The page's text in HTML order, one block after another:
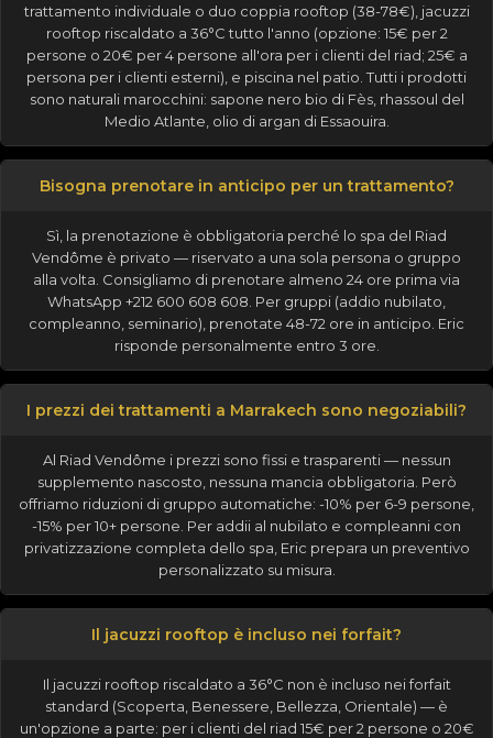
trattamento individuale o duo coppia rooftop (38-78€), jacuzzi
rooftop riscaldato a 36°C tutto l'anno (opzione: 15€ per 2
persone o 20€ per 4 persone all'ora per i clienti del riad; 25€ a
persona per i clienti esterni), e piscina nel patio. Tutti i prodotti
sono naturali marocchini: sapone nero bio di Fès, rhassoul del
Medio Atlante, olio di argan di Essaouira.
Bisogna prenotare in anticipo per un trattamento?
Sì, la prenotazione è obbligatoria perché lo spa del Riad
Vendôme è privato — riservato a una sola persona o gruppo
alla volta. Consigliamo di prenotare almeno 24 ore prima via
WhatsApp +212 600 608 608. Per gruppi (addio nubilato,
compleanno, seminario), prenotate 48-72 ore in anticipo. Eric
risponde personalmente entro 3 ore.
I prezzi dei trattamenti a Marrakech sono negoziabili?
Al Riad Vendôme i prezzi sono fissi e trasparenti — nessun
supplemento nascosto, nessuna mancia obbligatoria. Però
offriamo riduzioni di gruppo automatiche: -10% per 6-9 persone,
-15% per 10+ persone. Per addii al nubilato e compleanni con
privatizzazione completa dello spa, Eric prepara un preventivo
personalizzato su misura.
Il jacuzzi rooftop è incluso nei forfait?
Il jacuzzi rooftop riscaldato a 36°C non è incluso nei forfait
standard (Scoperta, Benessere, Bellezza, Orientale) — è
un'opzione a parte: per i clienti del riad 15€ per 2 persone o 20€